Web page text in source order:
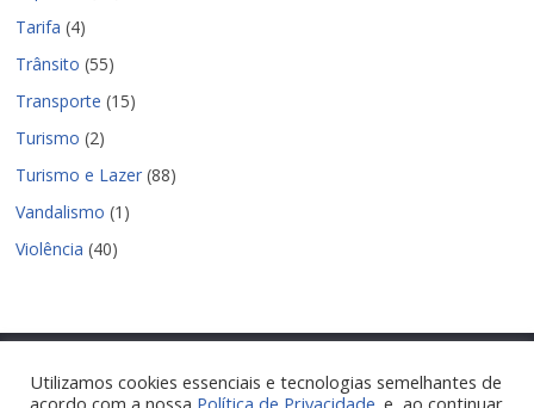
Tarifa (4)
Trânsito (55)
Transporte (15)
Turismo (2)
Turismo e Lazer (88)
Vandalismo (1)
Violência (40)
Utilizamos cookies essenciais e tecnologias semelhantes de
acordo com a nossa Política de Privacidade . e, ao continuar